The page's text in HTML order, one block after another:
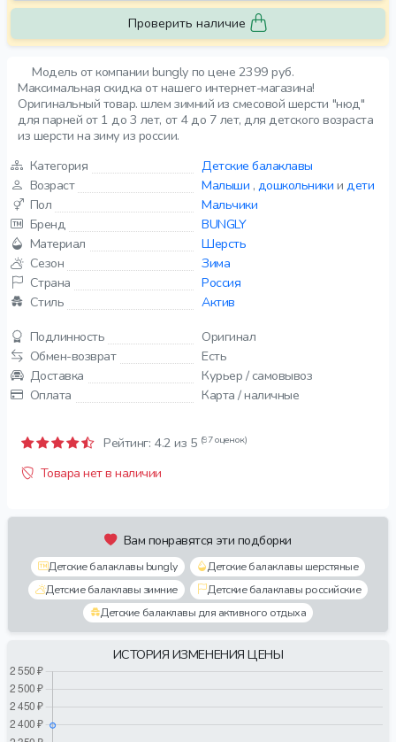
Модель от компании bungly по цене 2399 руб.
Максимальная скидка от нашего интернет-магазина!
Оригинальный товар. шлем зимний из смесовой шерсти "нюд"
для парней от 1 до 3 лет, от 4 до 7 лет, для детского возраста
из шерсти на зиму из россии.
Категория
Детские балаклавы
Возраст
Малыши , дошкольники и дети
Пол
Мальчики
Бренд
BUNGLY
Материал
Шерсть
Сезон
Зима
Страна
Россия
Стиль
Актив
Подлинность
Оригинал
Обмен-возврат
Есть
Доставка
Курьер / самовывоз
Оплата
Карта / наличные
Рейтинг: 4.2 из 5 (97 оценок)
Товара нет в наличии
Вам понравятся эти подборки
Детские балаклавы bungly
Детские балаклавы шерстяные
Детские балаклавы зимние
Детские балаклавы российские
Детские балаклавы для активного отдыха
ИСТОРИЯ ИЗМЕНЕНИЯ ЦЕНЫ
Проверить наличие